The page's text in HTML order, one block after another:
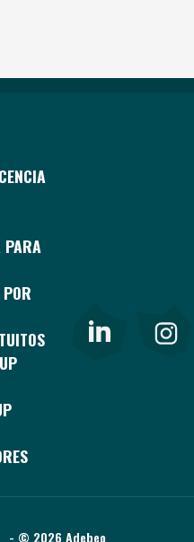
PARA
- © 2026 Adebeo